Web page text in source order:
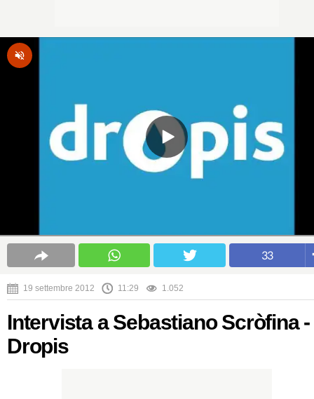
33
19 settembre 2012 11:29 1.052
Intervista a Sebastiano Scròfina -
Dropis